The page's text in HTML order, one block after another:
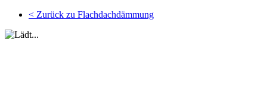
< Zurück zu Flachdachdämmung